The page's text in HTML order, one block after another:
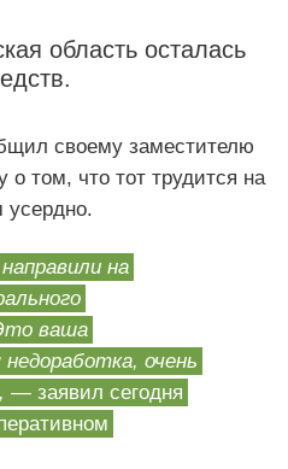
область осталась
своему заместителю
том, что тот трудится на
усердно.
на
ваша
очень
— заявил сегодня